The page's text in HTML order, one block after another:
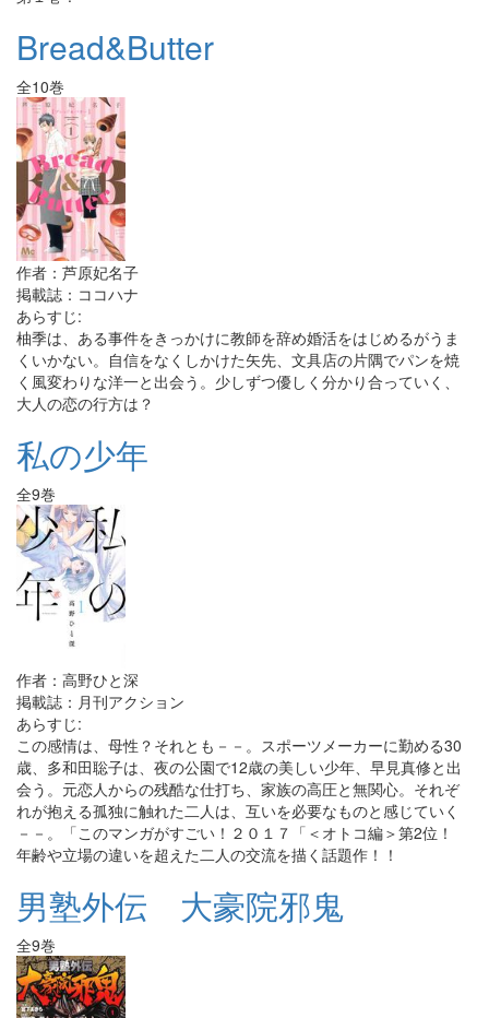
Bread&Butter
全10巻
作者：芦原妃名子
掲載誌：ココハナ
あらすじ:
柚季は、ある事件をきっかけに教師を辞め婚活をはじめるがうま
くいかない。自信をなくしかけた矢先、文具店の片隅でパンを焼
く風変わりな洋一と出会う。少しずつ優しく分かり合っていく、
大人の恋の行方は？
私の少年
全9巻
作者：高野ひと深
掲載誌：月刊アクション
あらすじ:
この感情は、母性？それとも－－。スポーツメーカーに勤める30
歳、多和田聡子は、夜の公園で12歳の美しい少年、早見真修と出
会う。元恋人からの残酷な仕打ち、家族の高圧と無関心。それぞ
れが抱える孤独に触れた二人は、互いを必要なものと感じていく
－－。「このマンガがすごい！２０１７「＜オトコ編＞第2位！
年齢や立場の違いを超えた二人の交流を描く話題作！！
男塾外伝 大豪院邪鬼
全9巻